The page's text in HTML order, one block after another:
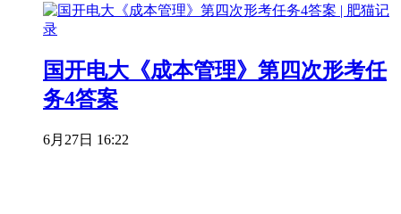
国开电大《成本管理》第四次形考任
务4答案
6月27日 16:22